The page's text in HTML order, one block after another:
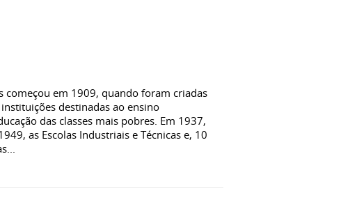
em 1909, quando foram criadas
destinadas ao ensino
das classes mais pobres. Em 1937,
as Escolas Industriais e Técnicas e, 10